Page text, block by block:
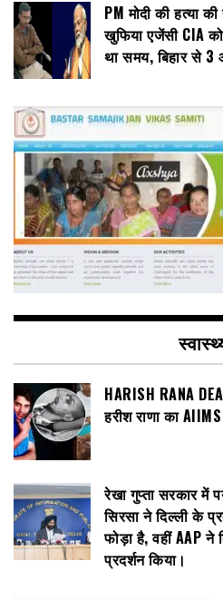
PM मोदी की हत्या
खुफिया एजेंसी CIA
था समय, बिहार से 3
HARISH RANA
हरीश राणा का
रेखा गुप्ता सरकार में
सिरसा ने दिल्ली के
फोड़ा है, वहीं AAP ने
प्रदर्शन किया।